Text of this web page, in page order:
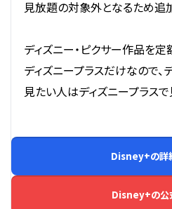
見放題の対象外となるため追
ディズニー・ピクサー作品を
ディズニープラスだけなので、
見たい人はディズニープラスで
Disney+の詳
Disney+の公